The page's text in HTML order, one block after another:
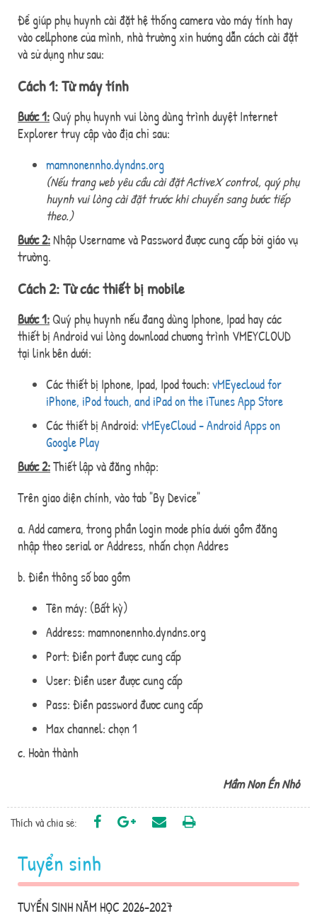
Để giúp phụ huynh cài đặt hệ thống camera vào máy tính hay
vào cellphone của mình, nhà trường xin hướng dẫn cách cài đặt
và sử dụng như sau:
Cách 1: Từ máy tính
Bước 1: Quý phụ huynh vui lòng dùng trình duyệt Internet
Explorer truy cập vào địa chỉ sau:
mamnonennho.dyndns.org
(Nếu trang web yêu cầu cài đặt ActiveX control, quý phụ
huynh vui lòng cài đặt trước khi chuyển sang bước tiếp
theo.)
Bước 2:Nhập Username và Password được cung cấp bởi giáo vụ
trường.
Cách 2: Từ các thiết bị mobile
Bước 1: Quý phụ huynh nếu đang dùng Iphone, Ipad hay các
thiết bị Android vui lòng download chương trình VMEYCLOUD
tại link bên dưới:
Các thiết bị Iphone, Ipad, Ipod touch: vMEyecloud for
iPhone, iPod touch, and iPad on the iTunes App Store
Các thiết bị Android: vMEyeCloud - Android Apps on
Google Play
Bước 2:Thiết lập và đăng nhập:
Trên giao diện chính, vào tab "By Device"
a. Add camera, trong phần login mode phía dưới gồm đăng
nhập theo serial or Address, nhấn chọn Addres
b. Điền thông số bao gồm
Tên máy: (Bất kỳ)
Address: mamnonennho.dyndns.org
Port: Điền port được cung cấp
User: Điền user được cung cấp
Pass: Điền password đươc cung cấp
Max channel: chọn 1
c. Hoàn thành
Mầm Non Én Nhỏ
Thích và chia sẻ:
Tuyển sinh
TUYỂN SINH NĂM HỌC 2026-2027